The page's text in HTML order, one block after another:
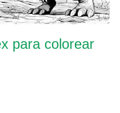
para colorear